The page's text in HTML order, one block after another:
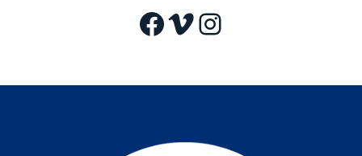
Facebook
VimeoInstagram